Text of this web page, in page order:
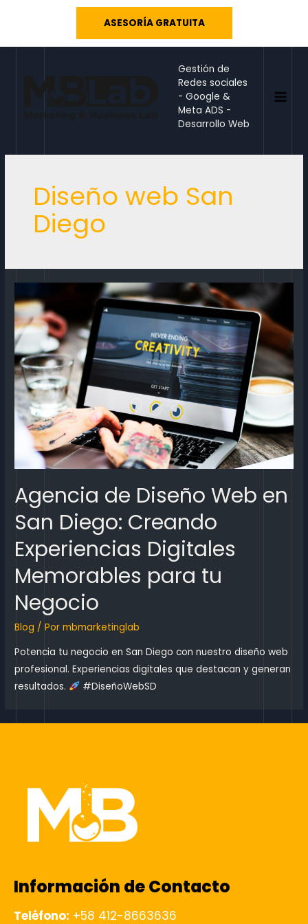
ASESORÍA GRATUITA
Gestión de
Redes sociales
- Google &
Meta ADS -
Desarrollo Web
Diseño web San
Diego
Agencia de Diseño Web en
San Diego: Creando
Experiencias Digitales
Memorables para tu
Negocio
Blog / Pormbmarketinglab
Potencia tu negocio en San Diego con nuestro diseño web
profesional. Experiencias digitales que destacan y generan
resultados.
#DiseñoWebSD
Información de Contacto
Teléfono: +58 412-8663636